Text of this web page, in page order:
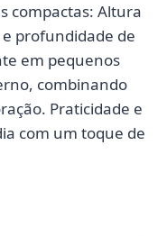
compactas: Altura
profundidade de
em pequenos
combinando
Praticidade e
com um toque de